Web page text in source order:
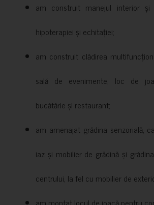
am construit manejul interior și
hipoterapiei și echitației;
am construit clădirea
sală de evenimente, loc de
bucătărie și restaurant;
am amenajat grădina senzorială,
iaz și mobilier de grădină și
centrului, la fel cu mobilier de